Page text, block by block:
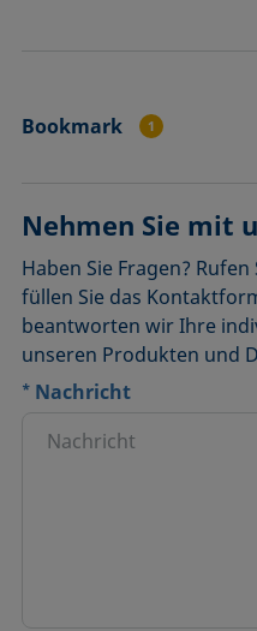
Bookmark 1
Nehmen Sie mit
Haben Sie Fragen?
füllen Sie das
beantworten wir Ihre
unseren Produkten und
* Nachricht